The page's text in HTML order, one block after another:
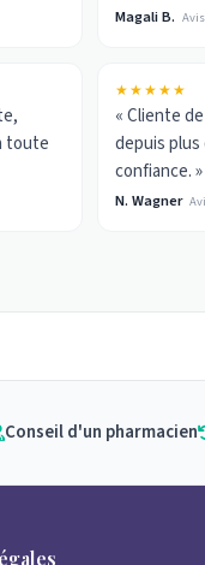
Magali B.
toute
★★★★★
« Cliente
depuis plus
confiance. »
N. Wagner
Conseil d'un pharmacien